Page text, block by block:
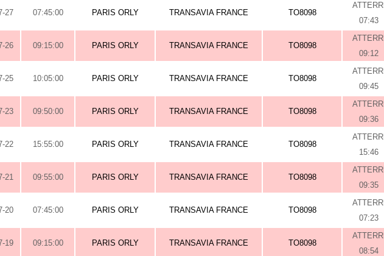
27 07:45:00 PARIS ORLY TRANSAVIA FRANCE TO8098
ATTERRI
07:43
26 09:15:00 PARIS ORLY TRANSAVIA FRANCE TO8098
ATTERRI
09:12
25 10:05:00 PARIS ORLY TRANSAVIA FRANCE TO8098
ATTERRI
09:45
23 09:50:00 PARIS ORLY TRANSAVIA FRANCE TO8098
ATTERRI
09:36
22 15:55:00 PARIS ORLY TRANSAVIA FRANCE TO8098
ATTERRI
15:46
21 09:55:00 PARIS ORLY TRANSAVIA FRANCE TO8098
ATTERRI
09:35
20 07:45:00 PARIS ORLY TRANSAVIA FRANCE TO8098
ATTERRI
07:23
19 09:15:00 PARIS ORLY TRANSAVIA FRANCE TO8098
ATTERRI
08:54